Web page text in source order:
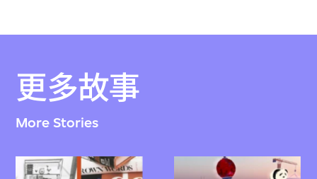
更多故事
More Stories